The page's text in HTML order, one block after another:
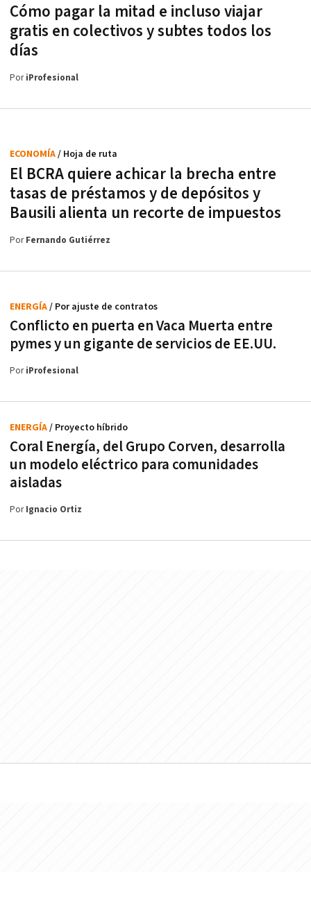
Cómo pagar la mitad e incluso viajar
gratis en colectivos y subtes todos los
días
PoriProfesional
El BCRA quiere achicar la brecha entre
tasas de préstamos y de depósitos y
Bausili alienta un recorte de impuestos
ECONOMÍA/ Hoja de ruta
PorFernando Gutiérrez
Conflicto en puerta en Vaca Muerta entre
pymes y un gigante de servicios de EE.UU.
ENERGÍA/ Por ajuste de contratos
PoriProfesional
Coral Energía, del Grupo Corven, desarrolla
un modelo eléctrico para comunidades
aisladas
ENERGÍA/ Proyecto híbrido
PorIgnacio Ortiz